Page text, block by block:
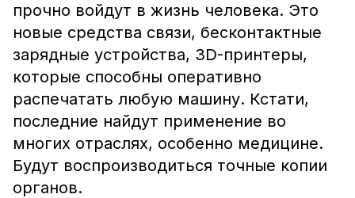
прочно войдут в жизнь человека. Это
новые средства связи, бесконтактные
зарядные устройства, 3D-принтеры,
которые способны оперативно
распечатать любую машину. Кстати,
последние найдут применение во
многих отраслях, особенно медицине.
Будут воспроизводиться точные копии
органов.